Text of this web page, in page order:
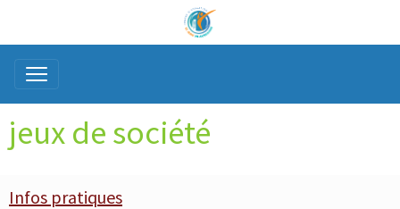
jeux de société
Infos pratiques